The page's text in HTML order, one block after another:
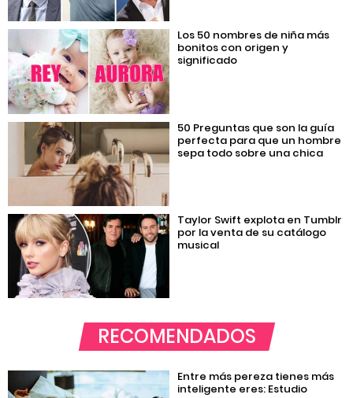
Los 50 nombres de niña más
bonitos con origen y
significado
50 Preguntas que son la guía
perfecta para que un hombre
sepa todo sobre una chica
Taylor Swift explota en Tumblr
por la venta de su catálogo
musical
RECOMENDADOS
Entre más pereza tienes más
inteligente eres: Estudio